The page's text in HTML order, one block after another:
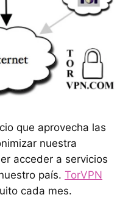
que aprovecha las
nuestra
acceder a servicios
país. TorVPN
cada mes.